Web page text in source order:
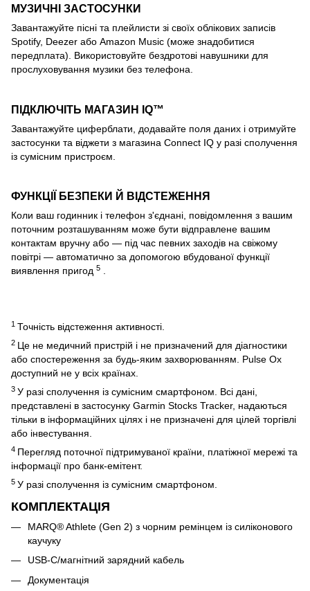
МУЗИЧНІ ЗАСТОСУНКИ
Завантажуйте пісні та плейлисти зі своїх облікових записів
Spotify, Deezer або Amazon Music (може знадобитися
передплата). Використовуйте бездротові навушники для
прослуховування музики без телефона.
ПІДКЛЮЧІТЬ МАГАЗИН IQ™
Завантажуйте циферблати, додавайте поля даних і отримуйте
застосунки та віджети з магазина Connect IQ у разі сполучення
із сумісним пристроєм.
ФУНКЦІЇ БЕЗПЕКИ Й ВІДСТЕЖЕННЯ
Коли ваш годинник і телефон з'єднані, повідомлення з вашим
поточним розташуванням може бути відправлене вашим
контактам вручну або — під час певних заходів на свіжому
повітрі — автоматично за допомогою вбудованої функції
виявлення пригод 5 .
1 Точність відстеження активності.
2 Це не медичний пристрій і не призначений для діагностики
або спостереження за будь-яким захворюванням. Pulse Ox
доступний не у всіх країнах.
3 У разі сполучення із сумісним смартфоном. Всі дані,
представлені в застосунку Garmin Stocks Tracker, надаються
тільки в інформаційних цілях і не призначені для цілей торгівлі
або інвестування.
4 Перегляд поточної підтримуваної країни, платіжної мережі та
інформації про банк-емітент.
5 У разі сполучення із сумісним смартфоном.
КОМПЛЕКТАЦІЯ
MARQ® Athlete (Gen 2) з чорним ремінцем із силіконового
каучуку
USB-C/магнітний зарядний кабель
Документація